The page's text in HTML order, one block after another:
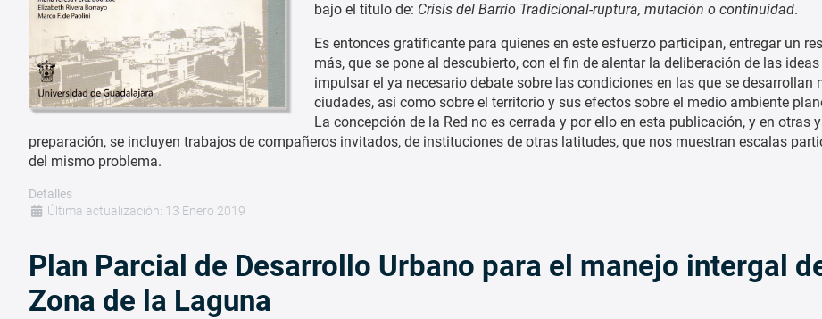
bajo el titulo de: Crisis del Barrio Tradicional-ruptura, mutación o continuidad.
Es entonces gratificante para quienes en este esfuerzo participan, entregar un
más, que se pone al descubierto, con el fin de alentar la deliberación de las ideas
impulsar el ya necesario debate sobre las condiciones en las que se desarrollan
ciudades, así como sobre el territorio y sus efectos sobre el medio ambiente
La concepción de la Red no es cerrada y por ello en esta publicación, y en otras
preparación, se incluyen trabajos de compañeros invitados, de instituciones de otras latitudes, que nos muestran escalas
del mismo problema.
Detalles
Última actualización: 13 Enero 2019
Plan Parcial de Desarrollo Urbano para el manejo intergal
Zona de la Laguna